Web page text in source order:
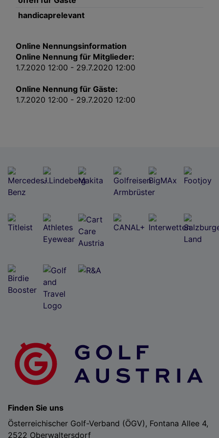
handicaprelevant
Online Nennungsinformation
Online Nennung für Mitglieder:
1.7.2020 12:00 - 29.7.2020 12:00
Online Nennung für Gäste:
1.7.2020 12:00 - 29.7.2020 12:00
Finden Sie uns
Österreichischer Golf-Verband (ÖGV), Fontana Allee 4,
2522 Oberwaltersdorf
Folgendes bereitzustellen:
Verwendung genauer Standortdaten. Endgeräteeigenschaften zur Identifikation
aktiv abfragen. Speichern von oder Zugriff auf Informationen auf einem
Endgerät. Personalisierte Werbung und Inhalte, Messung von Werbeleistung
Liste der Partner (Lieferanten)